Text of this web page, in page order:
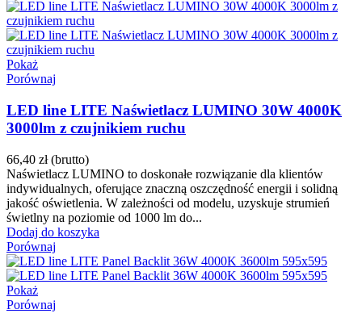
Pokaż
Porównaj
LED line LITE Naświetlacz LUMINO 30W 4000K
3000lm z czujnikiem ruchu
66,40 zł (brutto)
Naświetlacz LUMINO to doskonałe rozwiązanie dla klientów
indywidualnych, oferujące znaczną oszczędność energii i solidną
jakość oświetlenia. W zależności od modelu, uzyskuje strumień
świetlny na poziomie od 1000 lm do...
Dodaj do koszyka
Porównaj
Pokaż
Porównaj